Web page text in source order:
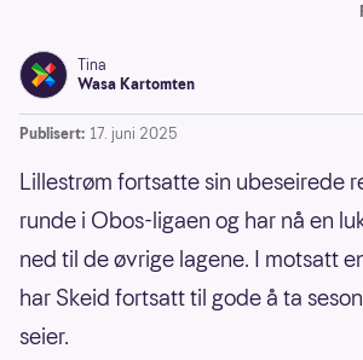
Tina
Wasa Kartomten
Publisert: 17. juni 2025
Lillestrøm fortsatte sin ubeseirede
runde i Obos-ligaen og har nå en
ned til de øvrige lagene. I motsatt
har Skeid fortsatt til gode å ta
seier.